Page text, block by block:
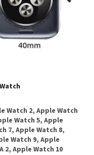
Watch 2, Apple Watch
Watch 5, Apple
7, Apple Watch 8,
Watch 9, Apple
2, Apple Watch 10